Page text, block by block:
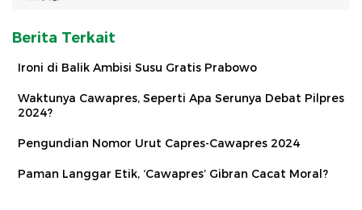
Berita Terkait
Ironi di Balik Ambisi Susu Gratis Prabowo
Waktunya Cawapres, Seperti Apa Serunya Debat Pilpres
2024?
Pengundian Nomor Urut Capres-Cawapres 2024
Paman Langgar Etik, ‘Cawapres’ Gibran Cacat Moral?